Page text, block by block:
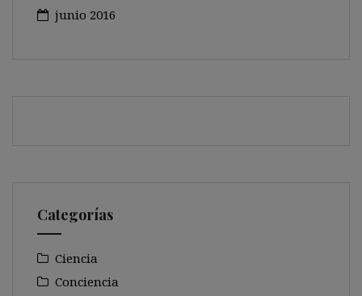
junio 2016
Categorías
Ciencia
Conciencia